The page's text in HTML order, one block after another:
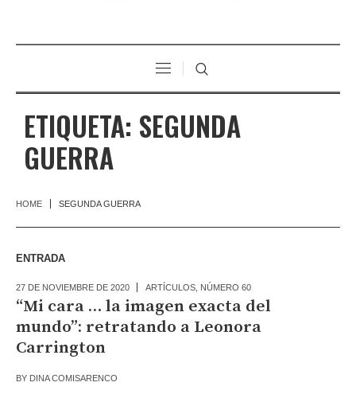
ETIQUETA: SEGUNDA
GUERRA
HOME SEGUNDA GUERRA
ENTRADA
27 DE NOVIEMBRE DE 2020 ARTÍCULOS NÚMERO 60
“Mi cara … la imagen exacta del
mundo”: retratando a Leonora
Carrington
BY DINA COMISARENCO